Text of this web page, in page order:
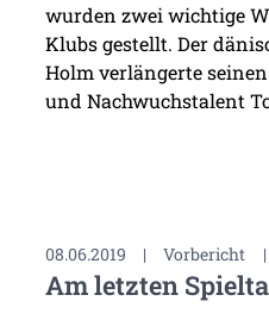
wurden zwei wichtige
Klubs gestellt. Der
Holm verlängerte
und Nachwuchstalent
08.06.2019 | Vorbericht |
Am letzten